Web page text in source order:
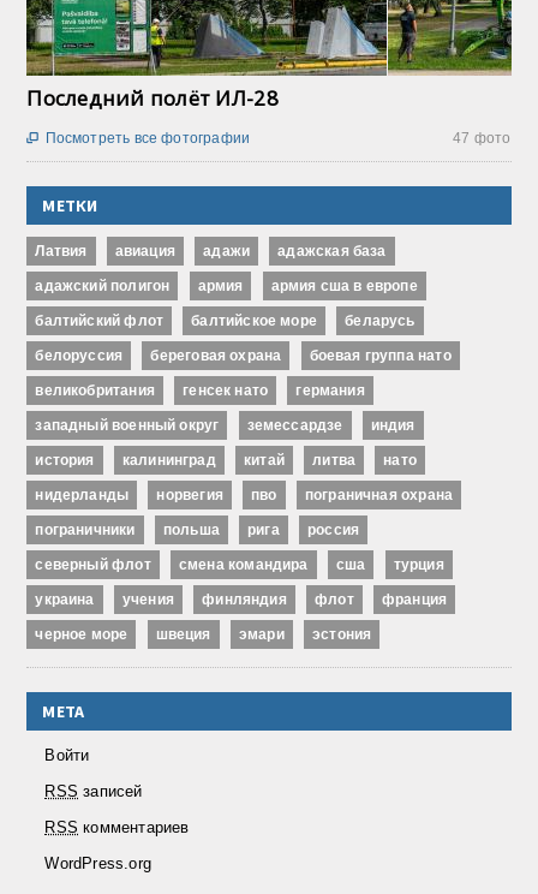
Последний полёт ИЛ-28
47 фото
 Посмотреть все фотографии
МЕТКИ
Латвия авиация адажи адажская база
адажский полигон армия армия сша в европе
балтийский флот балтийское море беларусь
белоруссия береговая охрана боевая группа нато
великобритания генсек нато германия
западный военный округ земессардзе индия
история калининград китай литва нато
нидерланды норвегия пво пограничная охрана
пограничники польша рига россия
северный флот смена командира сша турция
украина учения финляндия флот франция
черное море швеция эмари эстония
МЕТА
Войти
RSS записей
RSS комментариев
WordPress.org